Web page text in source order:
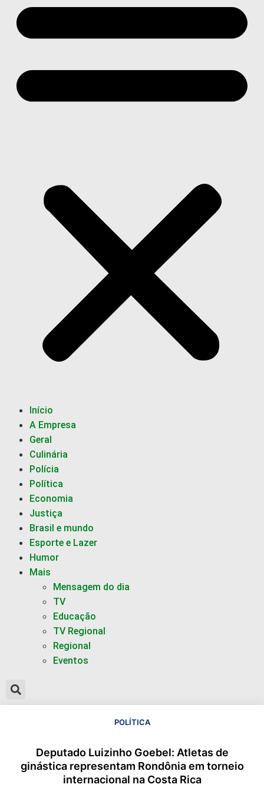
Início
A Empresa
Geral
Culinária
Polícia
Política
Economia
Justiça
Brasil e mundo
Esporte e Lazer
Humor
Mais
Mensagem do dia
TV
Educação
TV Regional
Regional
Eventos
POLÍTICA
Deputado Luizinho Goebel: Atletas de
ginástica representam Rondônia em torneio
internacional na Costa Rica